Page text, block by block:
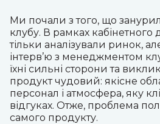
Ми почали з того, що
клубу. В рамках
тільки аналізували ринок,
інтерв’ю з менеджментом
їхні сильні сторони та
продукт чудовий: якісне
персонал і атмосфера, яку
відгуках. Отже, проблема
самого продукту.